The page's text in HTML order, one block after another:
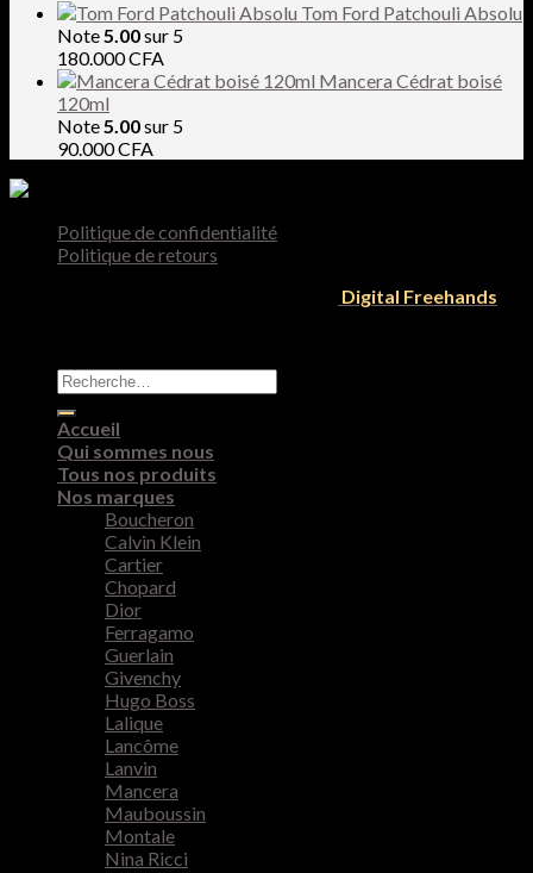
Tom Ford Patchouli Absolu
Note5.00sur 5
180.000CFA
Mancera Cédrat boisé
120ml
Note5.00sur 5
90.000CFA
Politique de confidentialité
Politique de retours
Digital Freehands
Recherche
pour :
Accueil
Qui sommes nous
Tous nos produits
Nos marques
Boucheron
Calvin Klein
Cartier
Chopard
Dior
Ferragamo
Guerlain
Givenchy
Hugo Boss
Lalique
Lancôme
Lanvin
Mancera
Mauboussin
Montale
Nina Ricci